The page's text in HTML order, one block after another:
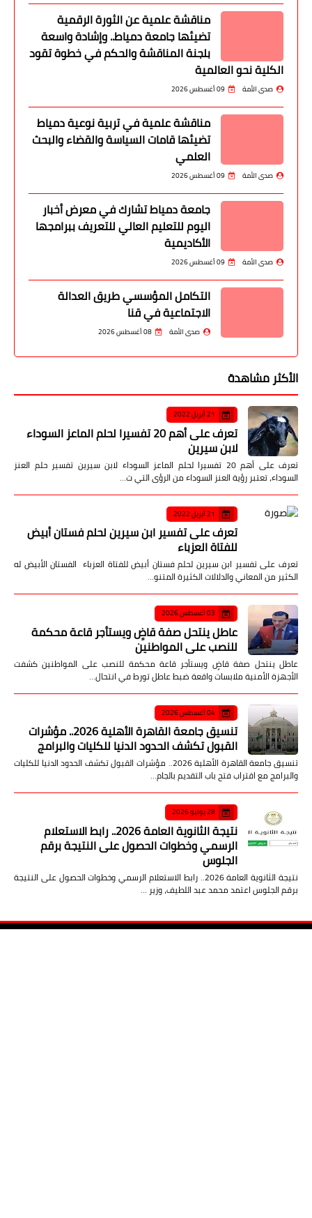
مناقشة علمية عن الثورة الرقمية
تضيئها جامعة دمياط.. وإشادة واسعة
بلجنة المناقشة والحكم في خطوة تقود
الكلية نحو العالمية
صدى الأمة 09 أغسطس 2026
مناقشة علمية في تربية نوعية دمياط
تضيئها قامات السياسة والقضاء والبحث
العلمي
صدى الأمة 09 أغسطس 2026
جامعة دمياط تشارك في معرض أخبار
اليوم للتعليم العالي للتعريف ببرامجها
الأكاديمية
صدى الأمة 09 أغسطس 2026
التكامل المؤسسي طريق العدالة
الاجتماعية في قنا
صدى الأمة 08 أغسطس 2026
الأكثر مشاهدة
21 أبريل 2022
تعرف على أهم 20 تفسيرا لحلم الماعز السوداء
لابن سيرين
تعرف على أهم 20 تفسيرا لحلم الماعز السوداء لابن سيرين تفسير حلم العنز
السوداء، تعتبر رؤية العنز السوداء من الرؤى التي ت…
21 أبريل 2022
تعرف على تفسير ابن سيرين لحلم فستان أبيض
للفتاة العزباء
تعرف على تفسير ابن سيرين لحلم فستان أبيض للفتاة العزباء الفستان الأبيض له
الكثير من المعاني والدلالات الكثيرة المتنو…
03 أغسطس 2026
عاطل ينتحل صفة قاضٍ ويستأجر قاعة محكمة
للنصب على المواطنين
عاطل ينتحل صفة قاضٍ ويستأجر قاعة محكمة للنصب على المواطنين كشفت
الأجهزة الأمنية ملابسات واقعة ضبط عاطل تورط في انتحال…
04 أغسطس 2026
تنسيق جامعة القاهرة الأهلية 2026.. مؤشرات
القبول تكشف الحدود الدنيا للكليات والبرامج
تنسيق جامعة القاهرة الأهلية 2026.. مؤشرات القبول تكشف الحدود الدنيا للكليات
والبرامج مع اقتراب فتح باب التقديم بالجام…
28 يوليو 2026
نتيجة الثانوية العامة 2026.. رابط الاستعلام
الرسمي وخطوات الحصول على النتيجة برقم
الجلوس
نتيجة الثانوية العامة 2026.. رابط الاستعلام الرسمي وخطوات الحصول على النتيجة
برقم الجلوس اعتمد محمد عبد اللطيف، وزير …